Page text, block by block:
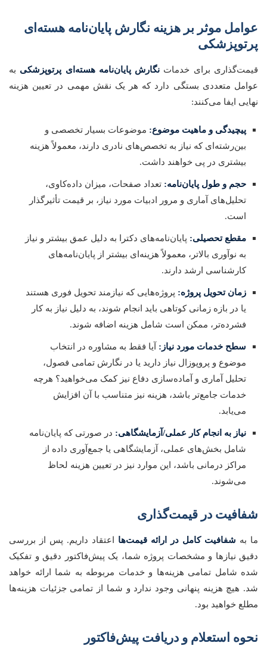
عوامل موثر بر هزینه نگارش پایان‌نامه هسته‌ای
پرتوپزشکی
قیمت‌گذاری برای خدمات نگارش پایان‌نامه هسته‌ای پرتوپزشکی به
عوامل متعددی بستگی دارد که هر یک نقش مهمی در تعیین هزینه
نهایی ایفا می‌کنند:
پیچیدگی و ماهیت موضوع: موضوعات بسیار تخصصی و
بین‌رشته‌ای که نیاز به تخصص‌های نادری دارند، معمولاً هزینه
بیشتری در پی خواهند داشت.
حجم و طول پایان‌نامه: تعداد صفحات، میزان داده‌کاوی،
تحلیل‌های آماری و مرور ادبیات مورد نیاز، بر قیمت تأثیرگذار
است.
مقطع تحصیلی: پایان‌نامه‌های دکترا به دلیل عمق بیشتر و نیاز
به نوآوری بالاتر، معمولاً هزینه‌ای بیشتر از پایان‌نامه‌های
کارشناسی ارشد دارند.
زمان تحویل پروژه: پروژه‌هایی که نیازمند تحویل فوری هستند
یا در بازه زمانی کوتاهی باید انجام شوند، به دلیل نیاز به کار
فشرده‌تر، ممکن است شامل هزینه اضافه شوند.
سطح خدمات مورد نیاز: آیا فقط به مشاوره در انتخاب
موضوع و پروپوزال نیاز دارید یا در نگارش تمامی فصول،
تحلیل آماری و آماده‌سازی دفاع نیز کمک می‌خواهید؟ هرچه
خدمات جامع‌تر باشد، هزینه نیز متناسب با آن افزایش
می‌یابد.
نیاز به انجام کار عملی/آزمایشگاهی: در صورتی که پایان‌نامه
شامل بخش‌های عملی، آزمایشگاهی یا جمع‌آوری داده از
مراکز درمانی باشد، این موارد نیز در تعیین هزینه لحاظ
می‌شوند.
شفافیت در قیمت‌گذاری
ما به شفافیت کامل در ارائه قیمت‌ها اعتقاد داریم. پس از بررسی
دقیق نیازها و مشخصات پروژه شما، یک پیش‌فاکتور دقیق و تفکیک
شده شامل تمامی هزینه‌ها و خدمات مربوطه به شما ارائه خواهد
شد. هیچ هزینه پنهانی وجود ندارد و شما از تمامی جزئیات هزینه‌ها
مطلع خواهید بود.
نحوه استعلام و دریافت پیش‌فاکتور